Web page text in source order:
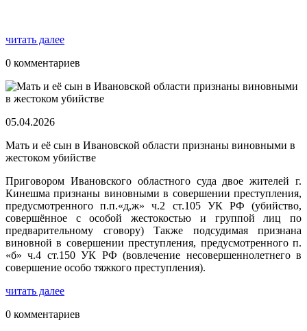
читать далее
0 комментариев
05.04.2026
Мать и её сын в Ивановской области признаны виновными в
жестоком убийстве
Приговором Ивановского областного суда двое жителей г.
Кинешма признаны виновными в совершении преступления,
предусмотренного п.п.«д,ж» ч.2 ст.105 УК РФ (убийство,
совершённое с особой жестокостью и группой лиц по
предварительному сговору) Также подсудимая признана
виновной в совершении преступления, предусмотренного п.
«б» ч.4 ст.150 УК РФ (вовлечение несовершеннолетнего в
совершение особо тяжкого преступления).
читать далее
0 комментариев